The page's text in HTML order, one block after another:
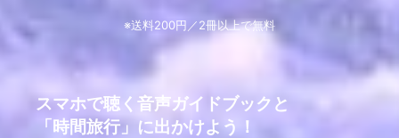
※送料200円／2冊以上で無料
スマホで聴く音声ガイドブックと
「時間旅行」に出かけよう！